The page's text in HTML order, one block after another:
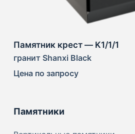
Памятник крест — K1/1/1
гранит Shanxi Black
Цена по запросу
Памятники